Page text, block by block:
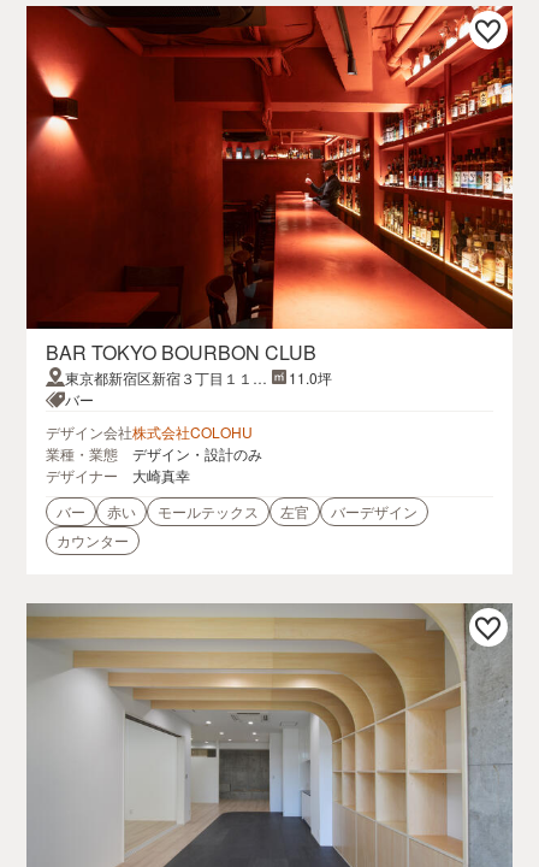
BAR TOKYO BOURBON CLUB
東京都新宿区新宿３丁目１１
−１３ 新宿土地建物第３ビル B
11.0坪
バー
デザイン会社株式会社COLOHU
業種・業態
デザイン・設計のみ
デザイナー
大崎真幸
バー
赤い モールテックス 左官
バーデザイン
カウンター